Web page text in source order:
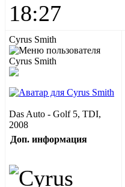
18:27
Cyrus Smith
Das Auto - Golf 5, TDI,
2008
Доп. информация